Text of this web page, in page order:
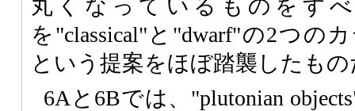
丸くなっているものをす
を"classical"と"dwarf"の2つの
という提案をほぼ踏襲したもの
6Aと6Bでは、"plutonian